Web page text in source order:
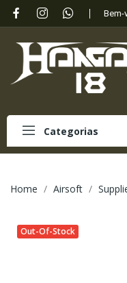
Bem-
Categorias
Home Airsoft
Out-Of-Stock